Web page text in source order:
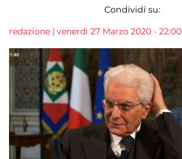
Condividi su:
redazione | venerdì 27 Marzo 2020 - 22:00